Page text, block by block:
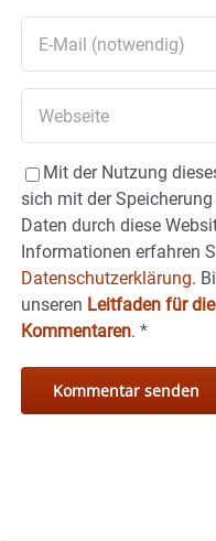
Mit der Nutzung
sich mit der
Daten durch diese
Informationen erfahren
Datenschutzerklärung.
unseren Leitfaden für
Kommentaren. *